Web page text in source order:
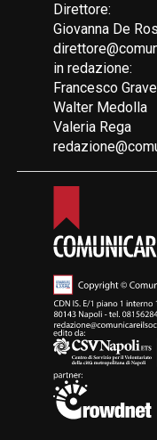
Direttore:
Giovanna De
in redazione:
Francesco
Walter Medolla
Valeria Rega